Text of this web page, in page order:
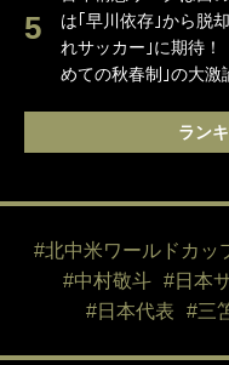
は｢早川依存｣から脱
れサッカー｣に期待！
めての秋春制｣の大激
ラン
#北中米ワールドカッ
#中村敬斗
#日本
#日本代表
#三